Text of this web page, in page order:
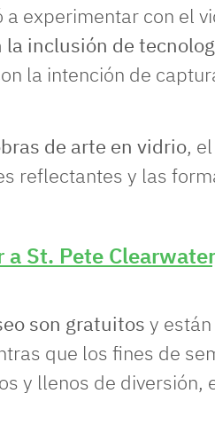
a experimentar con el
inclusión de
la intención de
de arte en vidrio,
reflectantes y las
a St. Pete
son gratuitos y
que los fines de
y llenos de diversión,